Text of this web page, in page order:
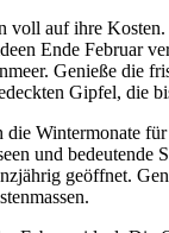
voll auf ihre
Ende Februar
Genieße die
Gipfel, die
Wintermonate
und bedeutende
geöffnet.